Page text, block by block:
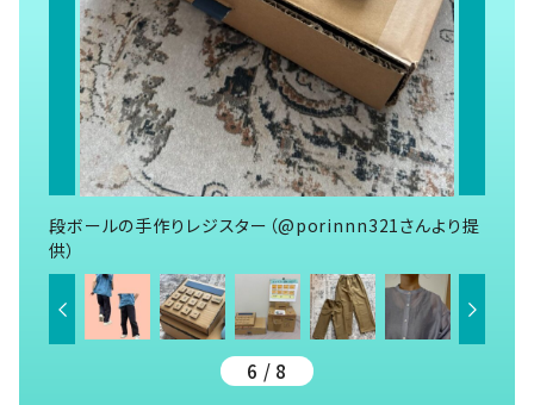
段ボールの手作りレジスター（@porinnn321さんより提
供）
6 / 8